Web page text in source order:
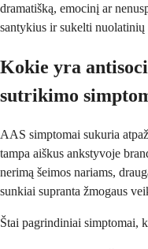
dramatišką, emocinį ar
santykius ir sukelti nuolatinių
Kokie yra
sutrikimo
AAS simptomai sukuria
tampa aiškus ankstyvoje
nerimą šeimos nariams,
sunkiai supranta žmogaus
Štai pagrindiniai simptomai,